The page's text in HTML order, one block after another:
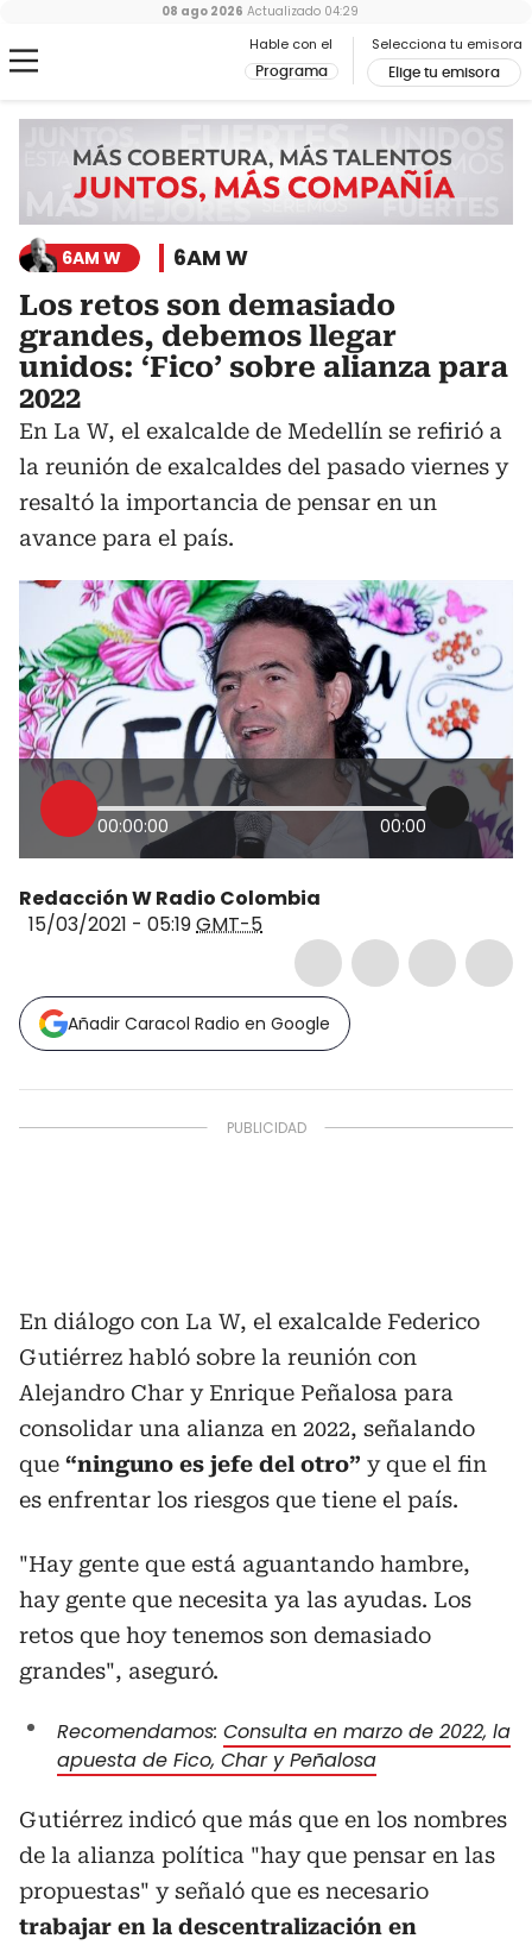
Hable con el
Programa
Selecciona tu emisora
Elige tu emisora
08 ago 2026 Actualizado 04:29
6AM W 6AM W
Los retos son demasiado
grandes, debemos llegar
unidos: ‘Fico’ sobre alianza para
2022
En La W, el exalcalde de Medellín se refirió a
la reunión de exalcaldes del pasado viernes y
resaltó la importancia de pensar en un
avance para el país.
00:00:00 00:00
Redacción W Radio Colombia
15/03/2021 - 05:19GMT-5
Añadir Caracol Radio en Google
En diálogo con La W, el exalcalde Federico
Gutiérrez habló sobre la reunión con
Alejandro Char y Enrique Peñalosa para
consolidar una alianza en 2022, señalando
que “ninguno es jefe del otro” y que el fin
es enfrentar los riesgos que tiene el país.
"Hay gente que está aguantando hambre,
hay gente que necesita ya las ayudas. Los
retos que hoy tenemos son demasiado
grandes", aseguró.
Recomendamos: Consulta en marzo de 2022, la
apuesta de Fico, Char y Peñalosa
Gutiérrez indicó que más que en los nombres
de la alianza política "hay que pensar en las
propuestas" y señaló que es necesario
trabajar en la descentralización en